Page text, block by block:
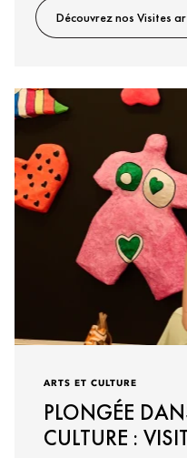
Découvrez nos Visites
ARTS ET CULTURE
PLONGÉE
CULTURE :